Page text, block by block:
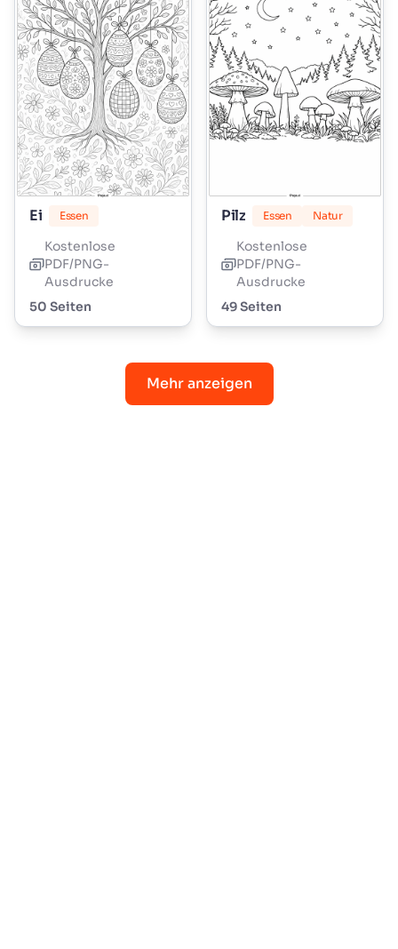
Ei Essen
Kostenlose
PDF/PNG-
Ausdrucke
50 Seiten
Pilz Essen Natur
Kostenlose
PDF/PNG-
Ausdrucke
49 Seiten
Mehr anzeigen